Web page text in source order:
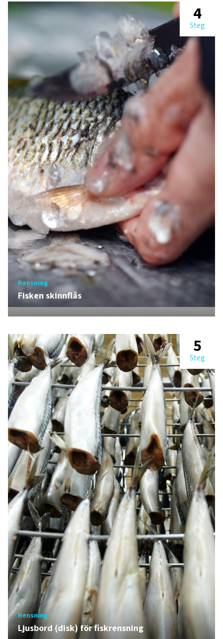
Rensning
Fisken skinnflås
4
Steg
Rensning
Ljusbord (disk) för fiskrensning
5
Steg